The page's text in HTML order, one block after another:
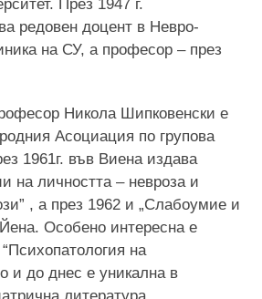
През 1947 г.
редовен доцент в Невро-
на СУ, а професор – през
Никола Шипковенски е
Асоциация по групова
1961г. във Виена издава
на личността – невроза и
, а през 1962 и „Слабоумие и
Особено интересна е
на
и до днес е уникална в